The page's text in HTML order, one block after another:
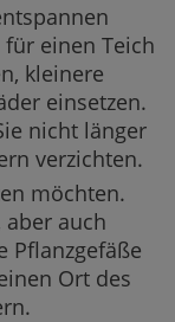
einen Teich
kleinere
einsetzen.
nicht länger
verzichten.
möchten.
aber auch
Pflanzgefäße
Ort des